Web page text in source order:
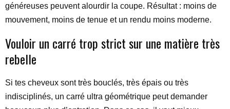
généreuses peuvent alourdir la coupe. Résultat : moins de
mouvement, moins de tenue et un rendu moins moderne.
Vouloir un carré trop strict sur une matière très
rebelle
Si tes cheveux sont très bouclés, très épais ou très
indisciplinés, un carré ultra géométrique peut demander